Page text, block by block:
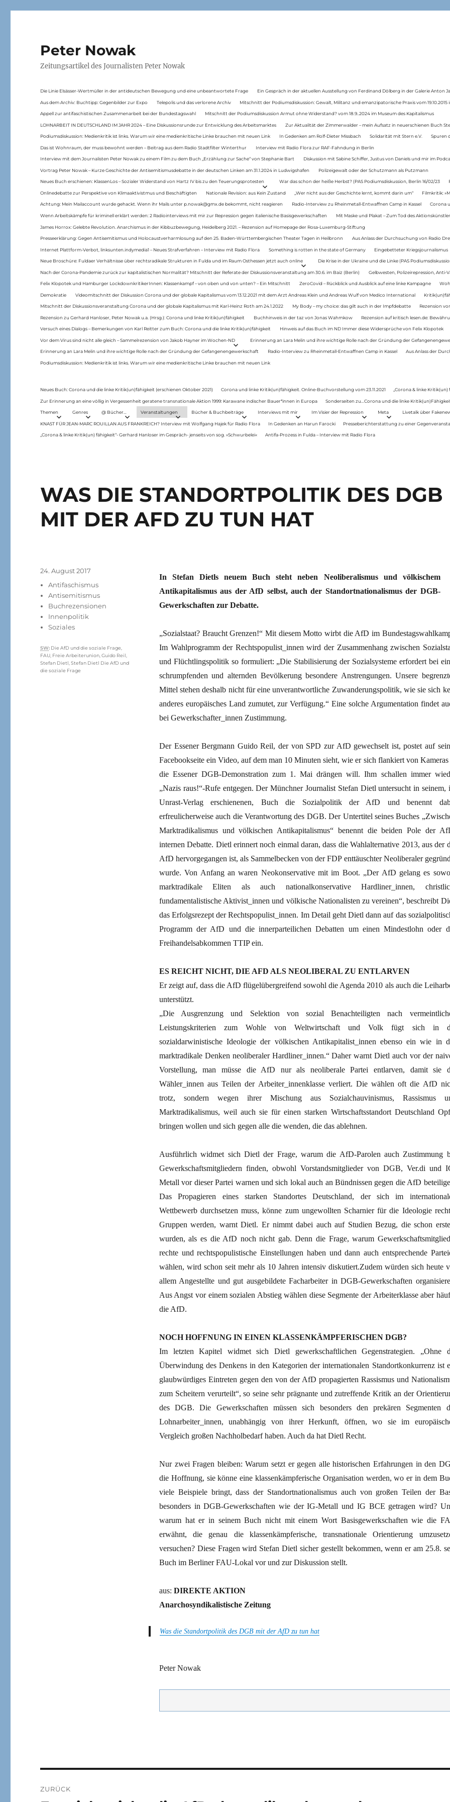
Peter Nowak
Zeitungsartikel des Journalisten Peter Nowak
Die Linie Elsässer-Wertmüller in der antideutschen Bewegung und eine unbeantwortete Frage Ein Gespräch in der aktuellen Ausstellung von Ferdinand Dölberg in der Galerie Anton
Aus dem Archiv: Buchtipp: Gegenbilder zur Expo Telepolis und das verlorene Archiv Mitschnitt der Podiumsdiskussion: Gewalt, Militanz und emanzipatorische Praxis vom
Appell zur antifaschistischen Zusammenarbeit bei der Bundestagswahl Mitschnitt der Podiumsdiskussion Armut ohne Widerstand? vom 18.9..2024 im Museum des Kapitalismus
LOHNARBEIT IN DEUTSCHLAND IM JAHR 2024 – Eine Diskussionsrunde zur Entwicklung des Arbeitsmarktes Zur Aktualität der Zimmerwalder – mein Aufsatz in neuerschienen Buch
Podiumsdiskussion: Medienkritik ist links. Warum wir eine medienkritische Linke brauchen mit neuen Link In Gedenken am Rolf-Dieter Missbach Solidarität mit Stern e.V. Spuren
Das ist Wohnraum, der muss bewohnt werden – Beitrag aus dem Radio Stadtfilter Winterthur Interview mit Radio Flora zur RAF-Fahndung in Berlin
Interview mit dem Journalisten Peter Nowak zu einem Film zu dem Buch „Erzählung zur Sache“ von Stephanie Bart Diskussion mit Sabine Schiffer, Justus von Daniels und mir im
Vortrag Peter Nowak – Kurze Geschichte der Antisemitismusdebatte in der deutschen Linken am 31.1.2024 in Ludwigshafen Polizeigewalt oder der Schutzmann als Putzmann
Neues Buch erschienen: KlassenLos – Sozialer Widerstand von Hartz IV bis zu den Teuerungsprotesten War das schon der heiße Herbst? (PAS Podiumsdiskussion, Berlin 16/02/23
Onlinedebatte zur Perspektive von Klimaaktivistmus und Beschäftigten Nationale Revision: aus Kein Zustand „Wer nicht aus der Geschichte lernt, kommt darin um“ Filmkritik:
Achtung: Mein Mailaccount wurde gehackt. Wenn ihr Mails unter p.nowak@gmx.de bekommt, nicht reagieren Radio-Interview zu Rheinmetall-Entwaffnen Camp in Kassel Corona
Wenn Arbeitskämpfe für kriminell erklärt werden: 2 Radiointerviews mit mir zur Repression gegen italienische Basisgewerkschaften Mit Maske und Plakat – Zum Tod des
James Horrox: Gelebte Revolution. Anarchismus in der Kibbuzbewegung, Heidelberg 2021. – Rezension auf Homepage der Rosa-Luxemburg-Stiftung
Presseerklärung: Gegen Antisemitismus und Holocaustverharmlosung auf den 25. Baden-Württembergischen Theater Tagen in Heilbronn Aus Anlass der Durchsuchung von Radio
Internet Plattform-Verbot, linksunten.indymedia1 – Neues Strafverfahren – Interview mit Radio Flora Something is rotten in the state of Germany Eingebetteter Kriegsjournalismus
Neue Broschüre: Fuldaer Verhältnisse über rechtsradikale Strukturen in Fulda und im Raum Osthessen jetzt auch online Die Krise in der Ukraine und die Linke (PAS
Nach der Corona-Pandemie zurück zur kapitalistischen Normalität? Mitschnitt der Referate der Diskussionsveranstaltung am 30.6. im Baiz (Berlin) Gelbwesten, Polizeirepression, Anti-
Felix Klopotek und Hamburger LockdownkritikerInnen: Klassenkampf – von oben und von unten? – Ein Mitschnitt ZeroCovid – Rückblick und Ausblick auf eine linke Kampagne
Demokratie Videomitschnitt der Diskussion Corona und der globale Kapitalismus vom 13.12.2021 mit dem Arzt Andreas Klein und Andreas Wulf von Medico International
Mitschnitt der Diskussionsveranstaltung Corona und der globale Kapitalismus mit Karl-Heinz Roth am 24.1.2022 My Body – my choice: das gilt auch in der Impfdebatte Rezension
Rezension zu Gerhard Hanloser, Peter Nowak u.a. (Hrsg.): Corona und linke Kritik(un)fähigkeit Buchhinweis in der taz von Jonas Wahmkow Rezension auf kritisch lesen.de:
Versuch eines Dialogs – Bemerkungen von Karl Reitter zum Buch: Corona und die linke Kritik(un)fähigkeit Hinweis auf das Buch im ND Immer diese Widersprüche von Felix Klopotek
Vor dem Virus sind nicht alle gleich – Sammelrezension von Jakob Hayner im Wochen-ND Erinnerung an Lara Melin und ihre wichtige Rolle nach der Gründung der
Erinnerung an Lara Melin und ihre wichtige Rolle nach der Gründung der Gefangenengewerkschaft Radio-Interview zu Rheinmetall-Entwaffnen Camp in Kassel Aus Anlass der
Podiumsdiskussion: Medienkritik ist links. Warum wir eine medienkritische Linke brauchen mit neuen Link
Neues Buch: Corona und die linke Kritik(un)fähigkeit (erschienen Oktober 2021) Corona und linke Kritik(un)fähigkeit. Online-Buchvorstellung vom 23.11.2021 „Corona & linke
Zur Erinnerung an eine völlig in Vergessenheit geratene transnationale Aktion 1999: Karawane indischer Bauer*innen in Europa Sonderseiten zu…Corona und die linke
Themen Genres @ Bücher… Veranstaltungen Bücher & Buchbeiträge Interviews mit mir Im Visier der Repression Meta Livetalk über
KNAST FÜR JEAN-MARC ROUILLAN AUS FRANKREICH? Interview mit Wolfgang Hajek für Radio Flora In Gedenken an Harun Farocki Presseberichterstattung zu einer
„Corona & linke Kritik(un) fähigkeit“- Gerhard Hanloser im Gespräch- jenseits von sog. »Schwurbelei« Antifa-Prozess in Fulda – Interview mit Radio Flora
WAS DIE STANDORTPOLITIK DES DGB
MIT DER AFD ZU TUN HAT
In Stefan Dietls neuem Buch steht neben Neoliberalismus und völkischem
Antikapitalismus aus der AfD selbst, auch der Standortnationalismus der DGB-
Gewerkschaften zur Debatte.
„Sozialstaat? Braucht Grenzen!“ Mit diesem Motto wirbt die AfD im
Im Wahlprogramm der Rechtspopulist_innen wird der Zusammenhang zwischen
und Flüchtlingspolitik so formuliert: „Die Stabilisierung der Sozialsysteme erfordert bei
schrumpfenden und alternden Bevölkerung besondere Anstrengungen. Unsere
Mittel stehen deshalb nicht für eine unverantwortliche Zuwanderungspolitik, wie sie sich
anderes europäisches Land zumutet, zur Verfügung.“ Eine solche Argumentation findet
bei Gewerkschafter_innen Zustimmung.
Der Essener Bergmann Guido Reil, der von SPD zur AfD gewechselt ist, postet auf
Facebookseite ein Video, auf dem man 10 Minuten sieht, wie er sich flankiert von Kameras
die Essener DGB-Demonstration zum 1. Mai drängen will. Ihm schallen immer
„Nazis raus!“-Rufe entgegen. Der Münchner Journalist Stefan Dietl untersucht in seinem,
Unrast-Verlag erschienenen, Buch die Sozialpolitik der AfD und benennt
erfreulicherweise auch die Verantwortung des DGB. Der Untertitel seines Buches
Marktradikalismus und völkischen Antikapitalismus“ benennt die beiden Pole der
internen Debatte. Dietl erinnert noch einmal daran, dass die Wahlalternative 2013, aus der
AfD hervorgegangen ist, als Sammelbecken von der FDP enttäuschter Neoliberaler
wurde. Von Anfang an waren Neokonservative mit im Boot. „Der AfD gelang es
marktradikale Eliten als auch nationalkonservative Hardliner_innen,
fundamentalistische Aktivist_innen und völkische Nationalisten zu vereinen“, beschreibt
das Erfolgsrezept der Rechtspopulist_innen. Im Detail geht Dietl dann auf das
Programm der AfD und die innerparteilichen Debatten um einen Mindestlohn oder
Freihandelsabkommen TTIP ein.
ES REICHT NICHT, DIE AFD ALS NEOLIBERAL ZU ENTLARVEN
Er zeigt auf, dass die AfD flügelübergreifend sowohl die Agenda 2010 als auch die
unterstützt.
„Die Ausgrenzung und Selektion von sozial Benachteiligten nach
Leistungskriterien zum Wohle von Weltwirtschaft und Volk fügt sich in
sozialdarwinistische Ideologie der völkischen Antikapitalist_innen ebenso ein wie in
marktradikale Denken neoliberaler Hardliner_innen.“ Daher warnt Dietl auch vor der
Vorstellung, man müsse die AfD nur als neoliberale Partei entlarven, damit sie
Wähler_innen aus Teilen der Arbeiter_innenklasse verliert. Die wählen oft die AfD
trotz, sondern wegen ihrer Mischung aus Sozialchauvinismus, Rassismus
Marktradikalismus, weil auch sie für einen starken Wirtschaftsstandort Deutschland
bringen wollen und sich gegen alle die wenden, die das ablehnen.
Ausführlich widmet sich Dietl der Frage, warum die AfD-Parolen auch Zustimmung
Gewerkschaftsmitgliedern finden, obwohl Vorstandsmitglieder von DGB, Ver.di und
Metall vor dieser Partei warnen und sich lokal auch an Bündnissen gegen die AfD
Das Propagieren eines starken Standortes Deutschland, der sich im
Wettbewerb durchsetzen muss, könne zum ungewollten Scharnier für die Ideologie
Gruppen werden, warnt Dietl. Er nimmt dabei auch auf Studien Bezug, die schon
wurden, als es die AfD noch nicht gab. Denn die Frage, warum
rechte und rechtspopulistische Einstellungen haben und dann auch entsprechende
wählen, wird schon seit mehr als 10 Jahren intensiv diskutiert.Zudem würden sich heute
allem Angestellte und gut ausgebildete Facharbeiter in DGB-Gewerkschaften
Aus Angst vor einem sozialen Abstieg wählen diese Segmente der Arbeiterklasse aber
die AfD.
NOCH HOFFNUNG IN EINEN KLASSENKÄMPFERISCHEN DGB?
Im letzten Kapitel widmet sich Dietl gewerkschaftlichen Gegenstrategien. „Ohne
Überwindung des Denkens in den Kategorien der internationalen Standortkonkurrenz ist
glaubwürdiges Eintreten gegen den von der AfD propagierten Rassismus und
zum Scheitern verurteilt“, so seine sehr prägnante und zutreffende Kritik an der
des DGB. Die Gewerkschaften müssen sich besonders den prekären Segmenten
Lohnarbeiter_innen, unabhängig von ihrer Herkunft, öffnen, wo sie im
Vergleich großen Nachholbedarf haben. Auch da hat Dietl Recht.
Nur zwei Fragen bleiben: Warum setzt er gegen alle historischen Erfahrungen in den
die Hoffnung, sie könne eine klassenkämpferische Organisation werden, wo er in dem
viele Beispiele bringt, dass der Standortnationalismus auch von großen Teilen der
besonders in DGB-Gewerkschaften wie der IG-Metall und IG BCE getragen wird?
warum hat er in seinem Buch nicht mit einem Wort Basisgewerkschaften wie die
erwähnt, die genau die klassenkämpferische, transnationale Orientierung
versuchen? Diese Fragen wird Stefan Dietl sicher gestellt bekommen, wenn er am 25.8.
Buch im Berliner FAU-Lokal vor und zur Diskussion stellt.
aus: DIREKTE AKTION
Anarcho­syndika­listische Zeitung
Was die Standortpolitik des DGB mit der AfD zu tun hat
Peter Nowak
Veröffentlicht
24. August 2017
Kategorien
Antifaschismus
Antisemitismus
Buchrezensionen
Innenpolitik
Soziales
Schlagwörter
SW: Die AfD und die soziale Frage
FAU Freie Arbeiterunion ,Guido Reil
Stefan Dietl ,Stefan Dietl Die AfD und
die soziale Frage
ZURÜCK